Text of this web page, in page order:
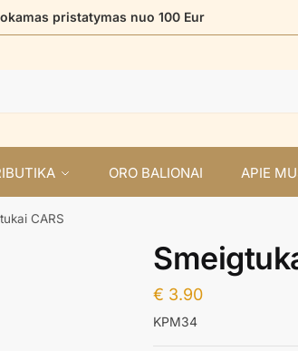
pristatymas nuo 100 Eur
ORO BALIONAI APIE
CARS
€ 3.90
KPM34